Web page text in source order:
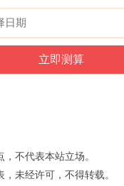
不代表本站立场。
未经许可，不得转载。